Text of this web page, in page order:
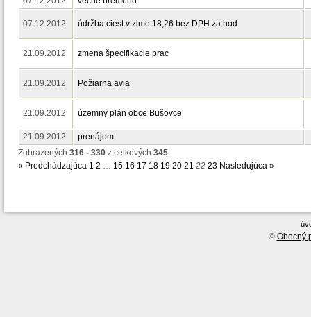
07.12.2012 údržba ciest v zime 18,26 bez DPH za hod
21.09.2012 zmena špecifikacie prac
21.09.2012 Požiarna avia
21.09.2012 územný plán obce Bušovce
21.09.2012
prenájom
Zobrazených 316 - 330 z celkových 345.
« Predchádzajúca 1 2 … 15 16 17 18 19 20 21 22 23 Nasledujúca »
© Obecný